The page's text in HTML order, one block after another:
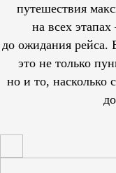
путешествия
на всех
до ожидания рейса.
это не только
но и то, насколько